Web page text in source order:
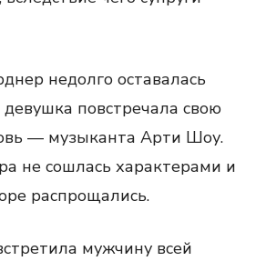
недолго оставалась
повстречала свою
— музыканта Арти Шоу.
не сошлась характерами и
распрощались.
мужчину всей